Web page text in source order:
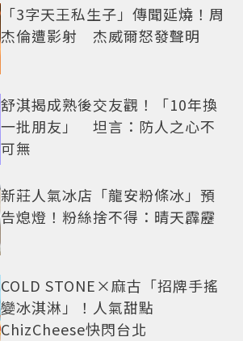
「3字天王私生子」傳聞延燒！周
杰倫遭影射 杰威爾怒發聲明
舒淇揭成熟後交友觀！「10年換
一批朋友」 坦言：防人之心不
可無
新莊人氣冰店「龍安粉條冰」預
告熄燈！粉絲捨不得：晴天霹靂
COLD STONE×麻古「招牌手搖
變冰淇淋」！人氣甜點
ChizCheese快閃台北